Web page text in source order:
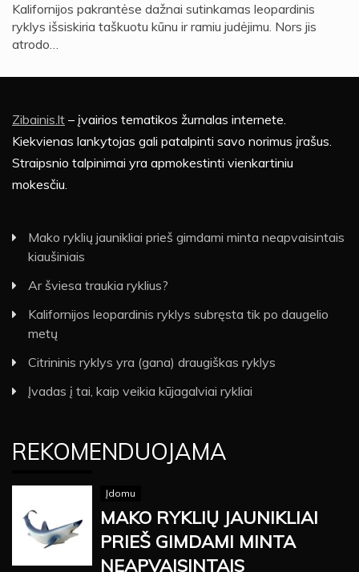
Kalifornijos pakrantėse dažnai sutinkamas leopardinis
ryklys išsiskiria taškuotu kūnu ir ramiu judėjimu. Nors jis
atrodo…
Zibainis.lt – įvairios tematikos žurnalas internete.
Kiekvienas lankytojas gali patalpinti savo norimus įrašus.
Straipsnio talpinimai yra apmokestinti vienkartiniu
mokesčiu.
Mako ryklių jaunikliai prieš gimdami minta neapvaisintais
kiaušiniais
Ar šviesa traukia ryklius?
Kalifornijos leopardinis ryklys subręsta tik po daugelio
metų
Citrininis ryklys yra (gana) draugiškas ryklys
Įvadas į tai, kaip veikia kūjagalviai rykliai
REKOMENDUOJAMA
Įdomu
MAKO RYKLIŲ JAUNIKLIAI
PRIEŠ GIMDAMI MINTA
NEAPVAISINTAIS